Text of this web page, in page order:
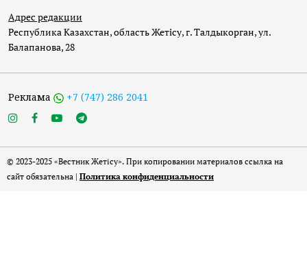
Адрес редакции
Республика Казахстан, область Жетісу, г. Талдыкорган, ул.
Балапанова, 28
Реклама +7 (747) 286 2041
© 2023-2025 «Вестник Жетісу». При копировании материалов ссылка на
сайт обязательна | Политика конфиденциальности